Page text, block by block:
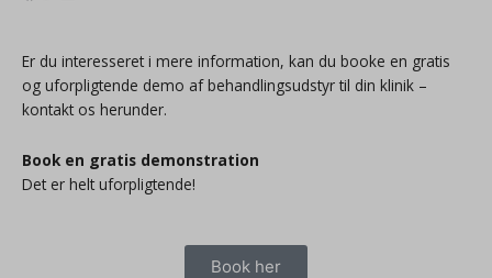
Er du interesseret i mere information, kan du booke en gratis
og uforpligtende demo af behandlingsudstyr til din klinik –
kontakt os herunder.
Book en gratis demonstration
Det er helt uforpligtende!
Book her